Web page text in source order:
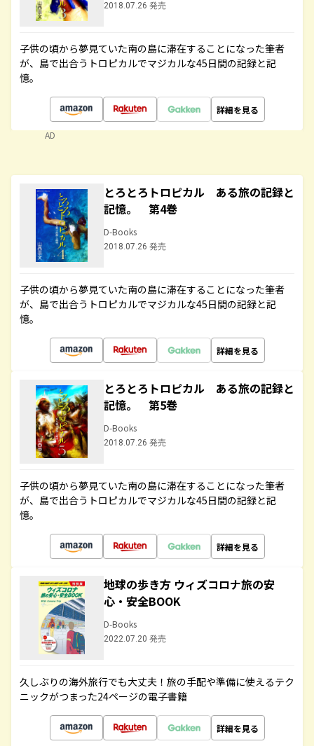
2018.07.26 発売
子供の頃から夢見ていた南の島に滞在することになった筆者
が、島で出合うトロピカルでマジカルな45日間の記録と記
憶。
詳細を見る
AD
とろとろトロピカル ある旅の記録と
記憶。 第4巻
D-Books
2018.07.26 発売
子供の頃から夢見ていた南の島に滞在することになった筆者
が、島で出合うトロピカルでマジカルな45日間の記録と記
憶。
詳細を見る
とろとろトロピカル ある旅の記録と
記憶。 第5巻
D-Books
2018.07.26 発売
子供の頃から夢見ていた南の島に滞在することになった筆者
が、島で出合うトロピカルでマジカルな45日間の記録と記
憶。
詳細を見る
地球の歩き方 ウィズコロナ旅の安
心・安全BOOK
D-Books
2022.07.20 発売
久しぶりの海外旅行でも大丈夫！旅の手配や準備に使えるテク
ニックがつまった24ページの電子書籍
詳細を見る